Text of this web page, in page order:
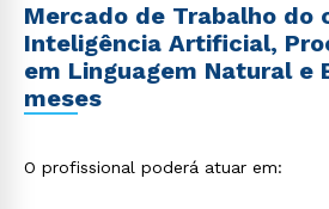
Mercado de Trabalho do
Inteligência Artificial,
em Linguagem Natural e
meses
O profissional poderá atuar em: